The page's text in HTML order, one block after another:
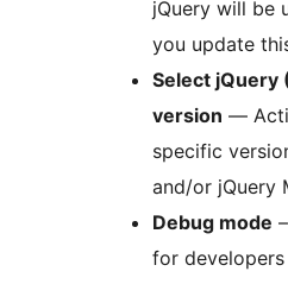
jQuery will be
you update
Select jQuery
version —
specific
and/or jQuery
Debug mode
for developers